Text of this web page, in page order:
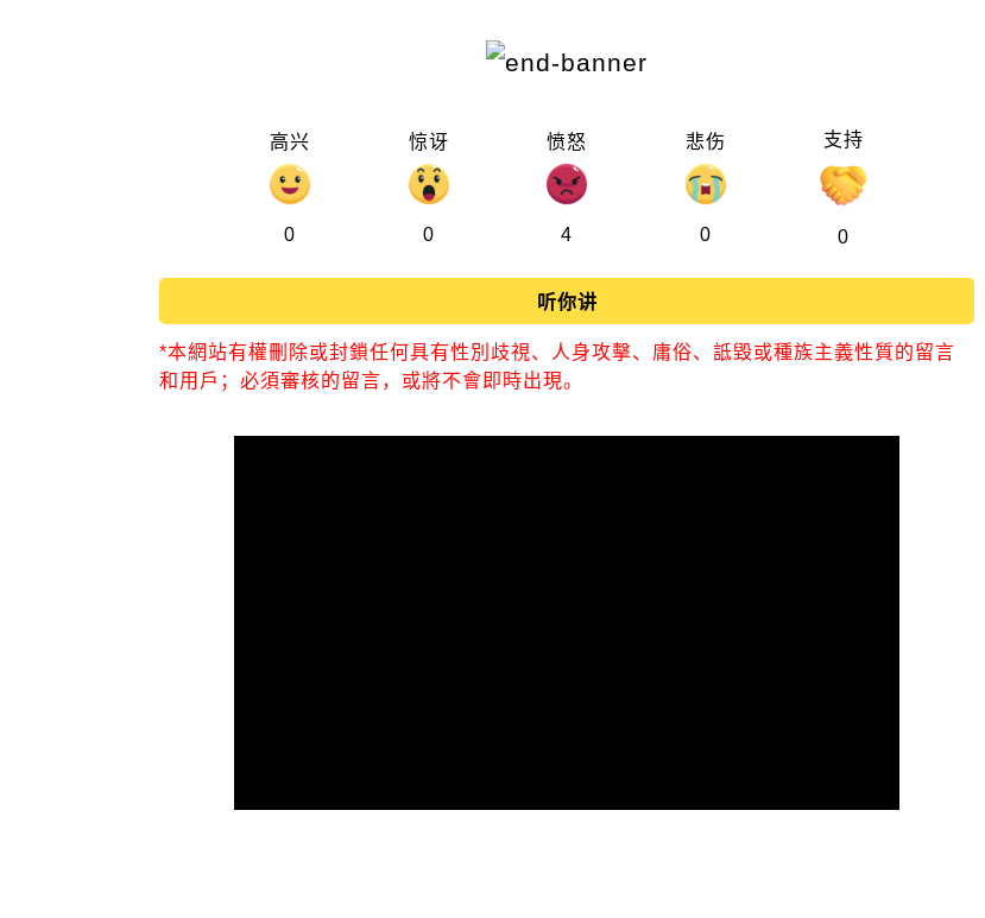
高兴
0
惊讶
0
愤怒
4
悲伤
0
支持
0
听你讲
*本網站有權刪除或封鎖任何具有性別歧視、人身攻擊、庸俗、詆毀或種族主義性質的留言
和用戶；必須審核的留言，或將不會即時出現。